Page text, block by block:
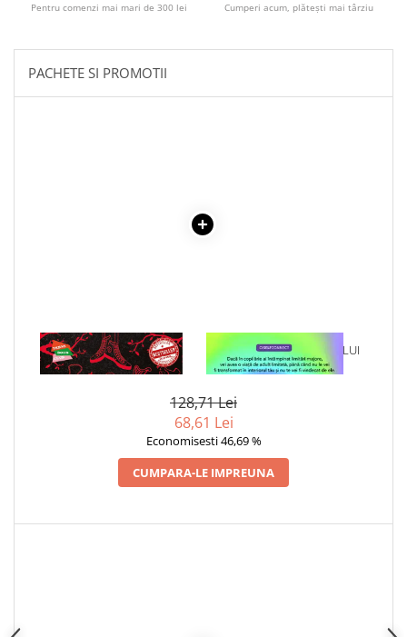
Pentru comenzi mai mari de 300 lei Cumperi acum, plătești mai târziu
PACHETE SI PROMOTII
1 x NECROMANTI SI
VRAJITOARE, FRATIA
1 x VINDECAREA COPILULUI
INTERIOR
128,71 Lei
68,61 Lei
Economisesti 46,69 %
CUMPARA-LE IMPREUNA